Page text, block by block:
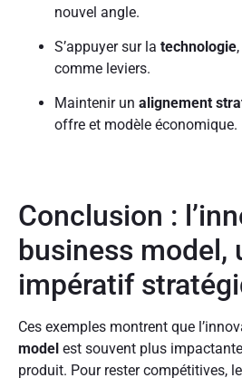
nouvel angle.
S’appuyer sur la technologie
comme leviers.
Maintenir un alignement
offre et modèle économique.
Conclusion :
business model,
impératif
Ces exemples montrent que
model est souvent plus
produit. Pour rester compétitives,